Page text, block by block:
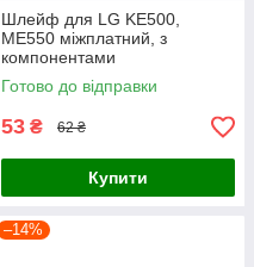
Шлейф для LG KE500,
ME550 міжплатний, з
компонентами
Готово до відправки
53 ₴ 62 ₴
Купити
–14%